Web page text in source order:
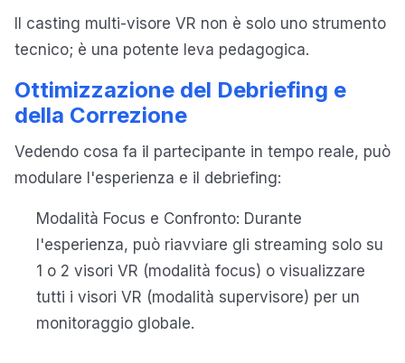
Il casting multi-visore VR non è solo uno strumento
tecnico; è una potente leva pedagogica.
Ottimizzazione del Debriefing e
della Correzione
Vedendo cosa fa il partecipante in tempo reale, può
modulare l'esperienza e il debriefing:
Modalità Focus e Confronto: Durante
l'esperienza, può riavviare gli streaming solo su
1 o 2 visori VR (modalità focus) o visualizzare
tutti i visori VR (modalità supervisore) per un
monitoraggio globale.